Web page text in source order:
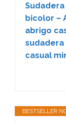
bicolor –
abrigo
casual
BESTSELLER